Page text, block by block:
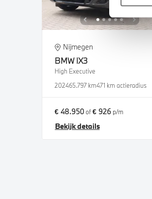
Nijmegen
BMW iX3
High Executive
202465.797 km471 km actieradius
€ 48.950of€ 926p/m
Bekijk details